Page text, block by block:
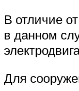
В отличие
в данном
Для